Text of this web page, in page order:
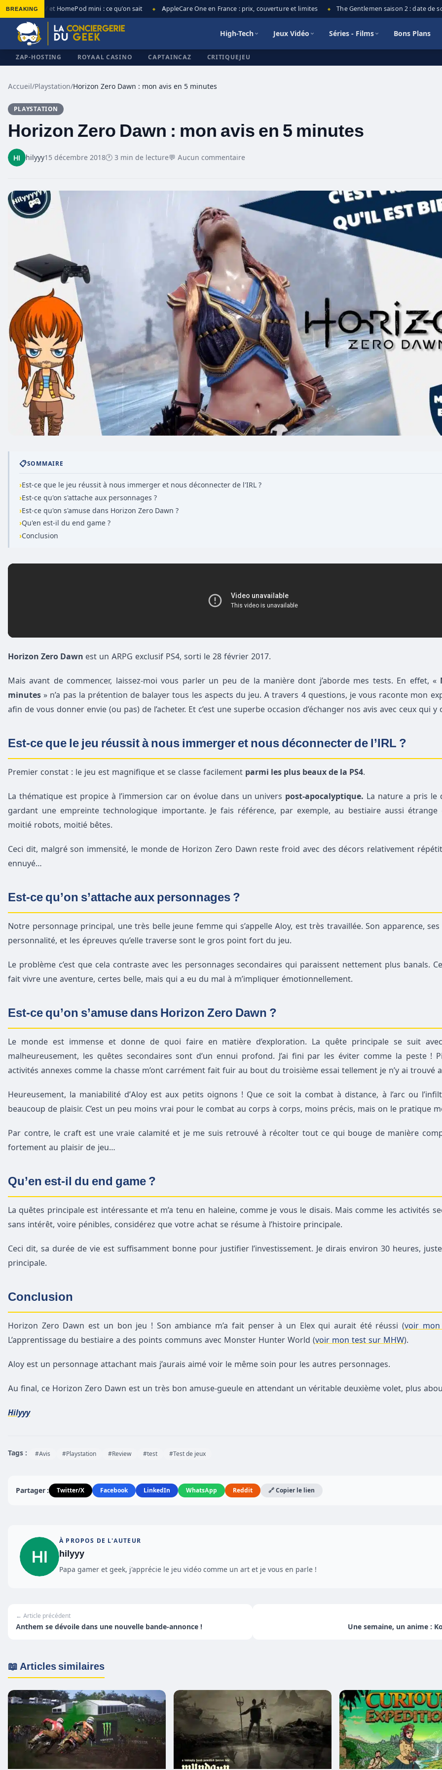
BREAKING
Apple TV et HomePod mini : ce qu’on sait AppleCare One en France : prix, couverture et limites The Gentlemen saison 2 : date de
High-Tech Jeux Vidéo Séries - Films Bons Plans
ZAP-HOSTING ROYAAL CASINO CAPTAINCAZ CRITIQUEJEU
Accueil/Playstation/Horizon Zero Dawn : mon avis en 5 minutes
PLAYSTATION
Horizon Zero Dawn : mon avis en 5 minutes
hilyyy15 décembre 2018🕐 3 min de lecture💬 Aucun commentaire
📋SOMMAIRE
›Est-ce que le jeu réussit à nous immerger et nous déconnecter de l'IRL ?
›Est-ce qu'on s'attache aux personnages ?
›Est-ce qu'on s'amuse dans Horizon Zero Dawn ?
›Qu'en est-il du end game ?
›Conclusion
Horizon Zero Dawn est un ARPG exclusif PS4, sorti le 28 février 2017.
Mais avant de commencer, laissez-moi vous parler un peu de la manière dont j’aborde mes tests. En effet, «
minutes » n’a pas la prétention de balayer tous les aspects du jeu. A travers 4 questions, je vous raconte mon
afin de vous donner envie (ou pas) de l’acheter. Et c’est une superbe occasion d’échanger nos avis avec ceux qui
Est-ce que le jeu réussit à nous immerger et nous déconnecter de l’IRL ?
Premier constat : le jeu est magnifique et se classe facilement parmi les plus beaux de la PS4.
La thématique est propice à l’immersion car on évolue dans un univers post-apocalyptique. La nature a pris le
gardant une empreinte technologique importante. Je fais référence, par exemple, au bestiaire aussi étrange
moitié robots, moitié bêtes.
Ceci dit, malgré son immensité, le monde de Horizon Zero Dawn reste froid avec des décors relativement
ennuyé…
Est-ce qu’on s’attache aux personnages ?
Notre personnage principal, une très belle jeune femme qui s’appelle Aloy, est très travaillée. Son apparence,
personnalité, et les épreuves qu’elle traverse sont le gros point fort du jeu.
Le problème c’est que cela contraste avec les personnages secondaires qui paraissent nettement plus banals.
fait vivre une aventure, certes belle, mais qui a eu du mal à m’impliquer émotionnellement.
Est-ce qu’on s’amuse dans Horizon Zero Dawn ?
Le monde est immense et donne de quoi faire en matière d’exploration. La quête principale se suit
malheureusement, les quêtes secondaires sont d’un ennui profond. J’ai fini par les éviter comme la peste !
activités annexes comme la chasse m’ont carrément fait fuir au bout du troisième essai tellement je n’y ai trouvé
Heureusement, la maniabilité d’Aloy est aux petits oignons ! Que ce soit la combat à distance, à l’arc ou
beaucoup de plaisir. C’est un peu moins vrai pour le combat au corps à corps, moins précis, mais on le pratique
Par contre, le craft est une vraie calamité et je me suis retrouvé à récolter tout ce qui bouge de manière
fortement au plaisir de jeu…
Qu’en est-il du end game ?
La quêtes principale est intéressante et m’a tenu en haleine, comme je vous le disais. Mais comme les activités
sans intérêt, voire pénibles, considérez que votre achat se résume à l’histoire principale.
Ceci dit, sa durée de vie est suffisamment bonne pour justifier l’investissement. Je dirais environ 30 heures,
principale.
Conclusion
Horizon Zero Dawn est un bon jeu ! Son ambiance m’a fait penser à un Elex qui aurait été réussi (voir
L’apprentissage du bestiaire a des points communs avec Monster Hunter World (voir mon test sur MHW).
Aloy est un personnage attachant mais j’aurais aimé voir le même soin pour les autres personnages.
Au final, ce Horizon Zero Dawn est un très bon amuse-gueule en attendant un véritable deuxième volet, plus
Hilyyy
Tags : #Avis #Playstation #Review #test #Test de jeux
Partager : Twitter/X Facebook LinkedIn WhatsApp Reddit 🔗 Copier le lien
À PROPOS DE L'AUTEUR
hilyyy
Papa gamer et geek, j'apprécie le jeu vidéo comme un art et je vous en parle !
← Article précédent
Anthem se dévoile dans une nouvelle bande-annonce ! Une semaine, un anime :
📖 Articles similaires